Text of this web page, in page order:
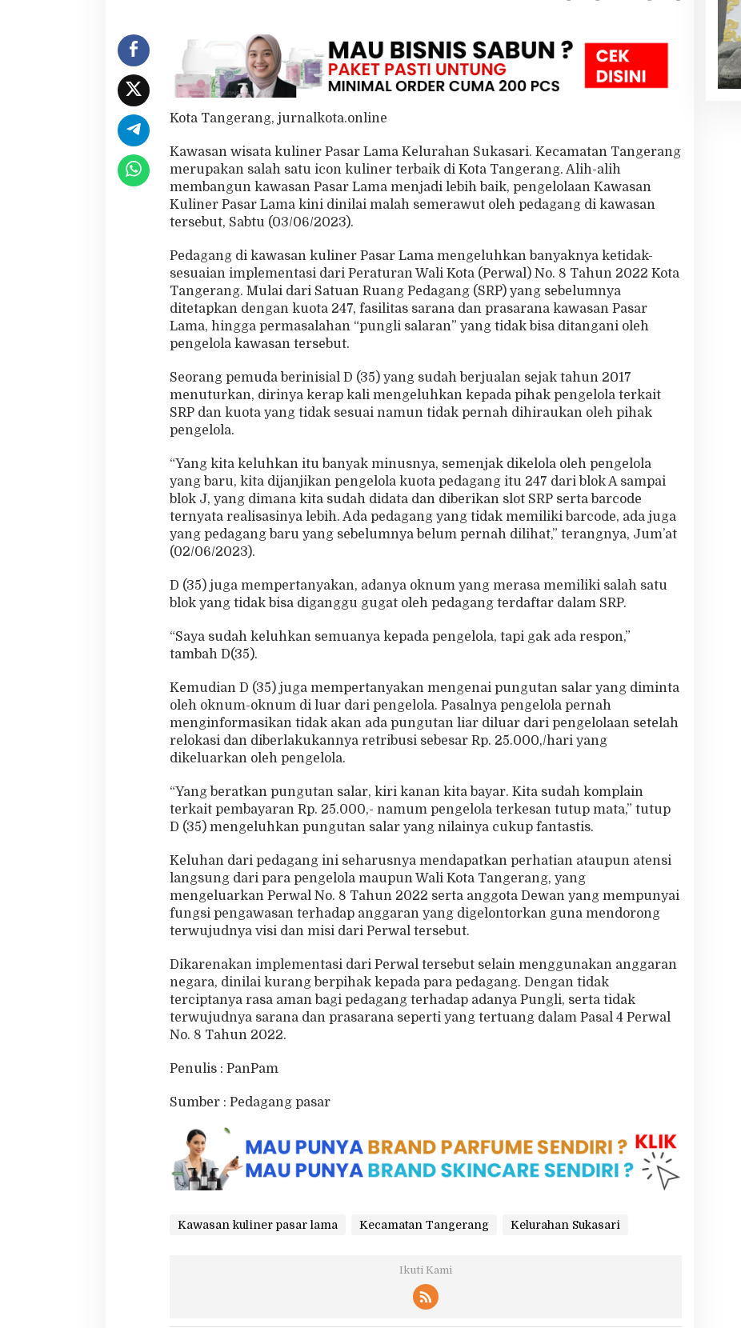
n
g
Kota Tangerang, jurnalkota.online
Kawasan wisata kuliner Pasar Lama Kelurahan Sukasari. Kecamatan Tangerang
merupakan salah satu icon kuliner terbaik di Kota Tangerang. Alih-alih
membangun kawasan Pasar Lama menjadi lebih baik, pengelolaan Kawasan
Kuliner Pasar Lama kini dinilai malah semerawut oleh pedagang di kawasan
tersebut, Sabtu (03/06/2023).
Pedagang di kawasan kuliner Pasar Lama mengeluhkan banyaknya ketidak-
sesuaian implementasi dari Peraturan Wali Kota (Perwal) No. 8 Tahun 2022 Kota
Tangerang. Mulai dari Satuan Ruang Pedagang (SRP) yang sebelumnya
ditetapkan dengan kuota 247, fasilitas sarana dan prasarana kawasan Pasar
Lama, hingga permasalahan “pungli salaran” yang tidak bisa ditangani oleh
pengelola kawasan tersebut.
Seorang pemuda berinisial D (35) yang sudah berjualan sejak tahun 2017
menuturkan, dirinya kerap kali mengeluhkan kepada pihak pengelola terkait
SRP dan kuota yang tidak sesuai namun tidak pernah dihiraukan oleh pihak
pengelola.
“Yang kita keluhkan itu banyak minusnya, semenjak dikelola oleh pengelola
yang baru, kita dijanjikan pengelola kuota pedagang itu 247 dari blok A sampai
blok J, yang dimana kita sudah didata dan diberikan slot SRP serta barcode
ternyata realisasinya lebih. Ada pedagang yang tidak memiliki barcode, ada juga
yang pedagang baru yang sebelumnya belum pernah dilihat,” terangnya, Jum’at
(02/06/2023).
D (35) juga mempertanyakan, adanya oknum yang merasa memiliki salah satu
blok yang tidak bisa diganggu gugat oleh pedagang terdaftar dalam SRP.
“Saya sudah keluhkan semuanya kepada pengelola, tapi gak ada respon,”
tambah D(35).
Kemudian D (35) juga mempertanyakan mengenai pungutan salar yang diminta
oleh oknum-oknum di luar dari pengelola. Pasalnya pengelola pernah
menginformasikan tidak akan ada pungutan liar diluar dari pengelolaan setelah
relokasi dan diberlakukannya retribusi sebesar Rp. 25.000,/hari yang
dikeluarkan oleh pengelola.
“Yang beratkan pungutan salar, kiri kanan kita bayar. Kita sudah komplain
terkait pembayaran Rp. 25.000,- namum pengelola terkesan tutup mata,” tutup
D (35) mengeluhkan pungutan salar yang nilainya cukup fantastis.
Keluhan dari pedagang ini seharusnya mendapatkan perhatian ataupun atensi
langsung dari para pengelola maupun Wali Kota Tangerang, yang
mengeluarkan Perwal No. 8 Tahun 2022 serta anggota Dewan yang mempunyai
fungsi pengawasan terhadap anggaran yang digelontorkan guna mendorong
terwujudnya visi dan misi dari Perwal tersebut.
Dikarenakan implementasi dari Perwal tersebut selain menggunakan anggaran
negara, dinilai kurang berpihak kepada para pedagang. Dengan tidak
terciptanya rasa aman bagi pedagang terhadap adanya Pungli, serta tidak
terwujudnya sarana dan prasarana seperti yang tertuang dalam Pasal 4 Perwal
No. 8 Tahun 2022.
Penulis : PanPam
Sumber : Pedagang pasar
Kawasan kuliner pasar lama Kecamatan Tangerang Kelurahan Sukasari
Ikuti Kami